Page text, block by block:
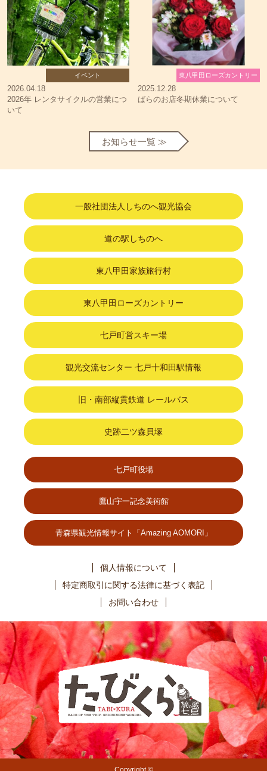
イベント
2026.04.18
2026年 レンタサイクルの営業につ
いて
東八甲田ローズカントリー
2025.12.28
ばらのお店冬期休業について
お知らせ一覧 ≫
一般社団法人しちのへ観光協会
道の駅しちのへ
東八甲田家族旅行村
東八甲田ローズカントリー
七戸町営スキー場
観光交流センター 七戸十和田駅情報
旧・南部縦貫鉄道 レールバス
史跡二ツ森貝塚
七戸町役場
鷹山宇一記念美術館
青森県観光情報サイト「Amazing AOMORI」
個人情報について
特定商取引に関する法律に基づく表記
お問い合わせ